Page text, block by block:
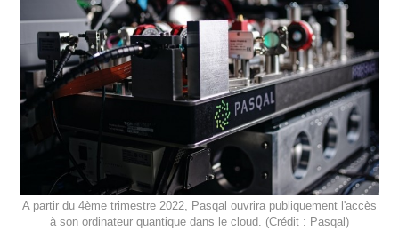
A partir du 4ème trimestre 2022, Pasqal ouvrira publiquement l'accès
à son ordinateur quantique dans le cloud. (Crédit : Pasqal)